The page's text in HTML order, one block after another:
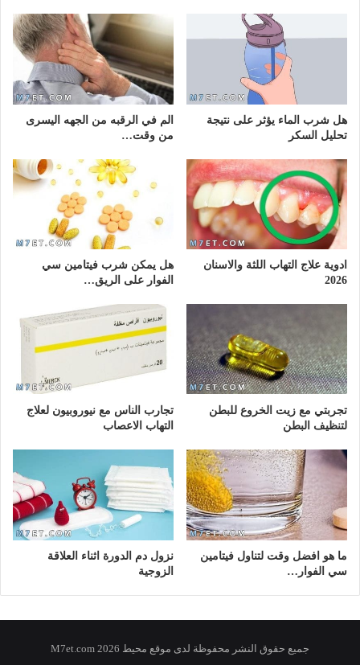
هل شرب الماء يؤثر على نتيجة
تحليل السكر
الم في الرقبه من الجهه اليسرى
من وقت…
ادوية علاج التهاب اللثة والاسنان
2026
هل يمكن شرب فيتامين سي
الفوار على الريق…
تجربتي مع زيت الخروع للبطن
لتنظيف البطن
تجارب الناس مع نيوروبيون لعلاج
التهاب الاعصاب
ما هو افضل وقت لتناول فيتامين
سي الفوار…
نزول دم الدورة اثناء العلاقة
الزوجية
جميع حقوق النشر محفوظة لدى موقع محيط 2026 M7et.com